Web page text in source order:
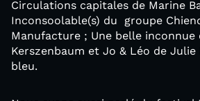
Circulations capitales de Marine
Inconsoolable(s) du groupe
Manufacture ; Une belle inconnue
Kerszenbaum et Jo & Léo de Julie
bleu.